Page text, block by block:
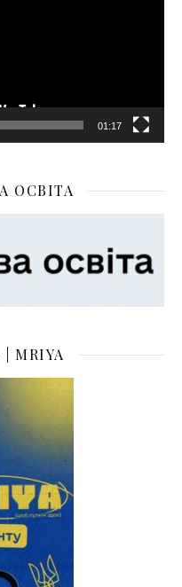
01:17
ОСВІТА
| MRIYA